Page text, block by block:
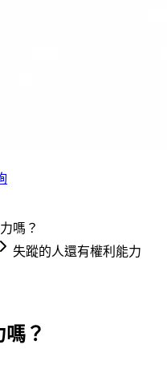
嗎？
失蹤的人還有權利能力
？